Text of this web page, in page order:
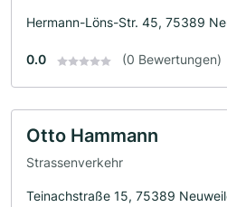
Hermann-Löns-Str. 45, 75389
0.0 (0 Bewertungen)
Otto Hammann
Strassenverkehr
Teinachstraße 15, 75389